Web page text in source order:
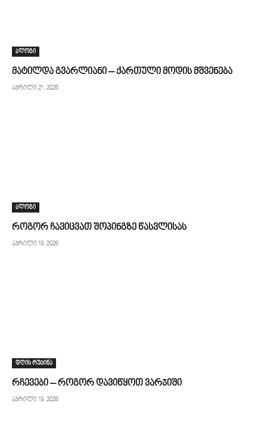
ბლოგი
მატილდა გვარლიანი – ქართული მოდის მშვენება
აპრილი 21, 2026
ბლოგი
როგორ ჩავიცვათ შოპინგზე წასვლისას
აპრილი 19, 2026
დღის რუტინა
რჩევები – როგორ დავიწყოთ ვარჯიში
აპრილი 19, 2026